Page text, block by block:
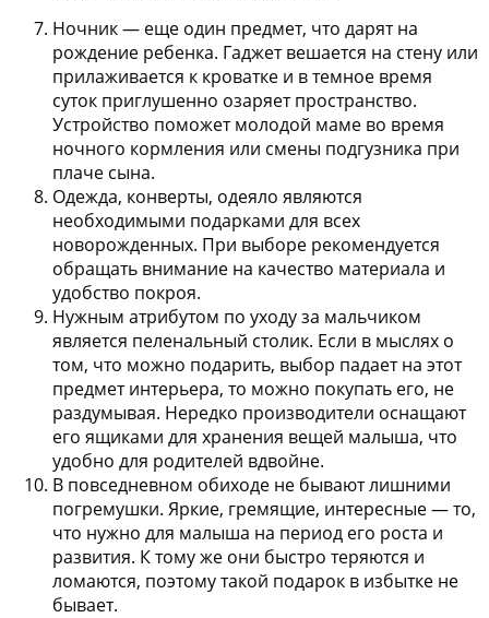
Ночник— еще один предмет, что дарят на
рождение ребенка. Гаджет вешается на стену или
прилаживается к кроватке и в темное время
суток приглушенно озаряет пространство.
Устройство поможет молодой маме во время
ночного кормления или смены подгузника при
плаче сына.
Одежда, конверты, одеяло являются
необходимыми подарками для всех
новорожденных. При выборе рекомендуется
обращать внимание на качество материала и
удобство покроя.
Нужным атрибутом по уходу за мальчиком
является пеленальный столик. Если в мыслях о
том, что можно подарить, выбор падает на этот
предмет интерьера, то можно покупать его, не
раздумывая. Нередко производители оснащают
его ящиками для хранения вещей малыша, что
удобно для родителей вдвойне.
В повседневном обиходе не бывают лишними
погремушки. Яркие, гремящие, интересные — то,
что нужно для малыша на период его роста и
развития. К тому же они быстро теряются и
ломаются, поэтому такой подарок в избытке не
бывает.